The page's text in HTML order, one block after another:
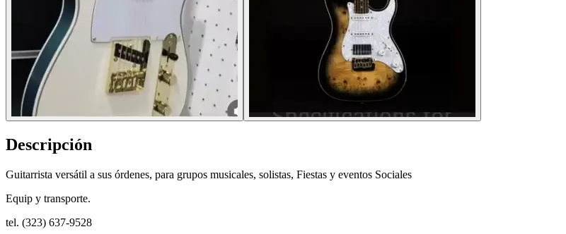
Descripción
Guitarrista versátil a sus órdenes, para grupos musicales, solistas, Fiestas y eventos Sociales
Equip y transporte.
tel. (323) 637-9528